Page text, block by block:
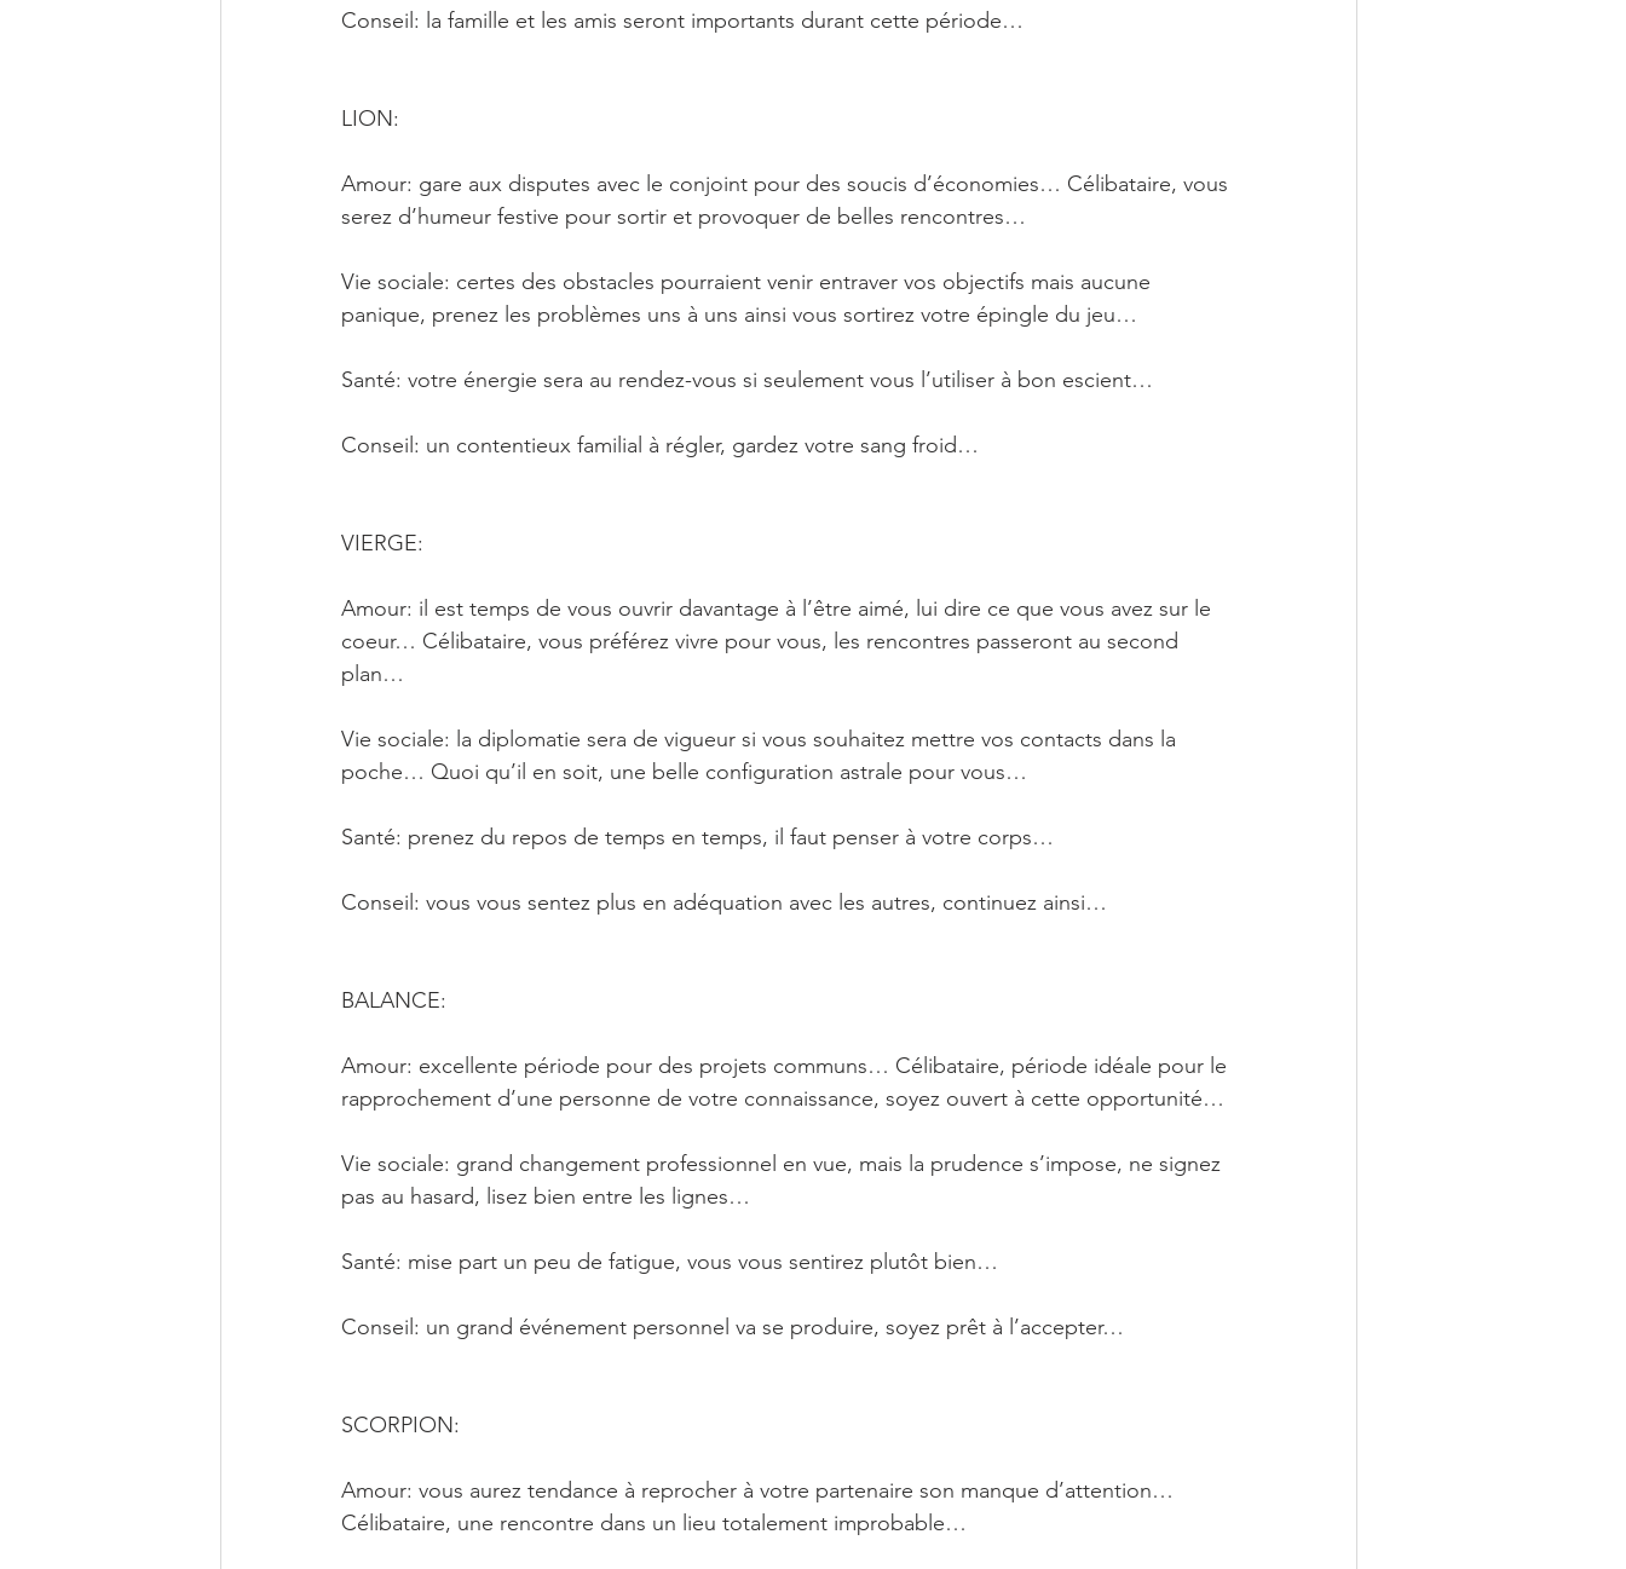
Conseil: la famille et les amis seront importants durant cette période…
LION:
Amour: gare aux disputes avec le conjoint pour des soucis d’économies… Célibataire, vous
serez d’humeur festive pour sortir et provoquer de belles rencontres…
Vie sociale: certes des obstacles pourraient venir entraver vos objectifs mais aucune
panique, prenez les problèmes uns à uns ainsi vous sortirez votre épingle du jeu…
Santé: votre énergie sera au rendez-vous si seulement vous l’utiliser à bon escient…
Conseil: un contentieux familial à régler, gardez votre sang froid…
VIERGE:
Amour: il est temps de vous ouvrir davantage à l’être aimé, lui dire ce que vous avez sur le
coeur… Célibataire, vous préférez vivre pour vous, les rencontres passeront au second
plan…
Vie sociale: la diplomatie sera de vigueur si vous souhaitez mettre vos contacts dans la
poche… Quoi qu’il en soit, une belle configuration astrale pour vous…
Santé: prenez du repos de temps en temps, il faut penser à votre corps…
Conseil: vous vous sentez plus en adéquation avec les autres, continuez ainsi…
BALANCE:
Amour: excellente période pour des projets communs… Célibataire, période idéale pour le
rapprochement d’une personne de votre connaissance, soyez ouvert à cette opportunité…
Vie sociale: grand changement professionnel en vue, mais la prudence s’impose, ne signez
pas au hasard, lisez bien entre les lignes…
Santé: mise part un peu de fatigue, vous vous sentirez plutôt bien…
Conseil: un grand événement personnel va se produire, soyez prêt à l’accepter…
SCORPION:
Amour: vous aurez tendance à reprocher à votre partenaire son manque d’attention…
Célibataire, une rencontre dans un lieu totalement improbable…